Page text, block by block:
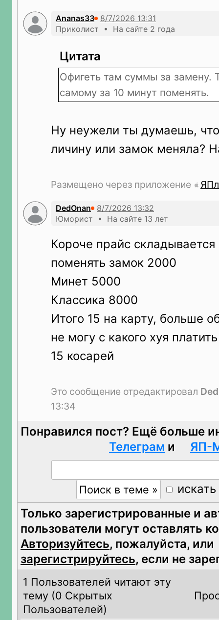
Ananas33
Приколист • На сайте 2 года
Цитата
Офигеть там суммы за замену.
самому за 10 минут поменять.
Ну неужели ты думаешь,
личину или замок меняла?
Размещено через приложение
DedOnan
Юморист • На сайте 13 лет
Короче прайс складывается
поменять замок 2000
Минет 5000
Классика 8000
Итого 15 на карту, больше
не могу с какого хуя
15 косарей
Это сообщение отредактировал
13:34
Понравился пост? Ещё больше
Телеграм и ЯП-
Только зарегистрированные и
пользователи могут оставлять
Авторизуйтесь, пожалуйста, или
зарегистрируйтесь, если не
1 Пользователей читают эту
тему (0 Скрытых
Пользователей)